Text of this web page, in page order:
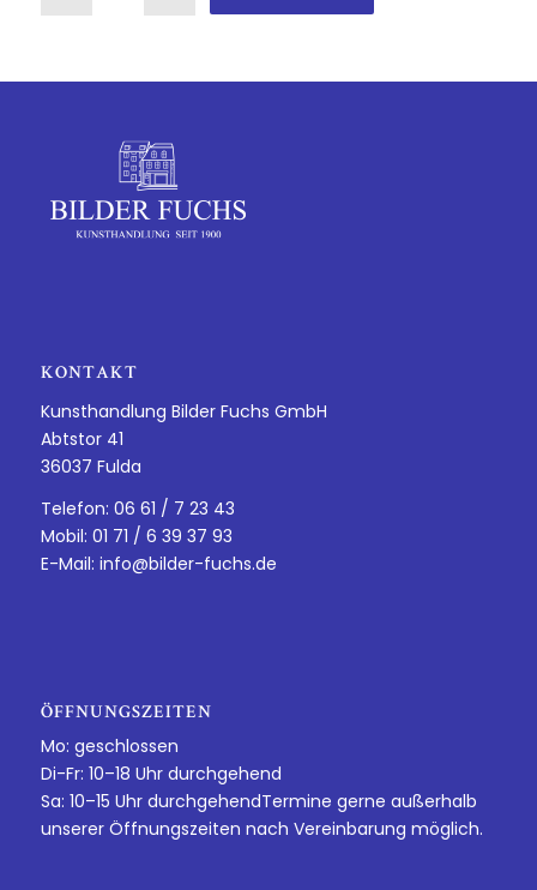
KONTAKT
Kunsthandlung Bilder Fuchs GmbH
Abtstor 41
36037 Fulda
Telefon: 06 61 / 7 23 43
Mobil: 01 71 / 6 39 37 93
E-Mail: info@bilder-fuchs.de
ÖFFNUNGSZEITEN
Mo: geschlossen
Di-Fr: 10–18 Uhr durchgehend
Sa: 10–15 Uhr durchgehendTermine gerne außerhalb
unserer Öffnungszeiten nach Vereinbarung möglich.